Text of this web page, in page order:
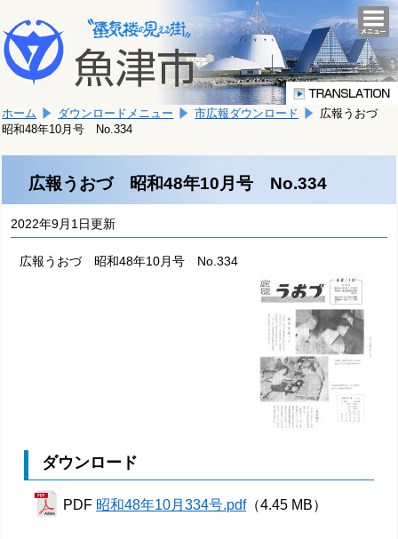
文
へ
移
ま
す。
こ
か
文
で
す。
ホーム ダウンロードメニュー 市広報ダウンロード
広報うおづ
昭和48年10月号 No.334
広報うおづ 昭和48年10月号 No.334
2022年9月1日更新
広報うおづ 昭和48年10月号 No.334
ダウンロード
PDF 昭和48年10月334号.pdf（4.45 MB）